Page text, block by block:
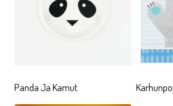
kaunis Yksisarvinen kattaus- ja
nostattavat juhlatunnelman
Kutsun juhliin voi
Yksisarvis-
tuotteita, kuten liituja, kyniä, kumeja
Panda Ja Kamut